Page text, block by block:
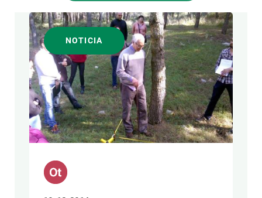
ÁREAS DE INVESTIGACIÓN
TEMAS TRANSVERSALES
FORMATO
NOTICIA